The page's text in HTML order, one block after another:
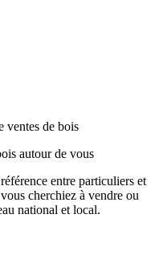
ventes de bois
autour de vous
entre particuliers et
cherchiez à vendre ou
national et local.